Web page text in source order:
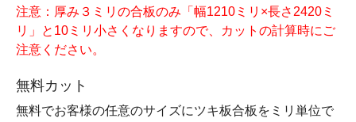
注意：厚み３ミリの合板のみ「幅1210ミリ×長さ2420ミ
リ」と10ミリ小さくなりますので、カットの計算時にご
注意ください。
無料カット
無料でお客様の任意のサイズにツキ板合板をミリ単位で